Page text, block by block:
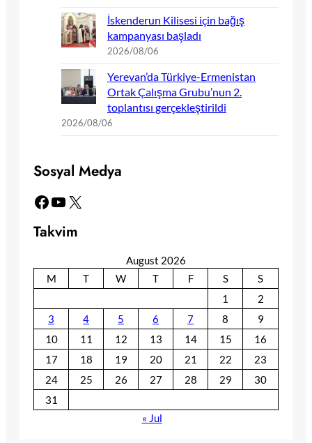
İskenderun Kilisesi için bağış
kampanyası başladı
2026/08/06
Yerevan’da Türkiye-Ermenistan
Ortak Çalışma Grubu’nun 2.
toplantısı gerçekleştirildi
2026/08/06
Sosyal Medya
Facebook YouTube X
Takvim
August 2026
M
T W T F S
S
1
2
3
4 5 6 7 8
9
10
11 12 13 14 15
16
17
18 19 20 21 22
23
24
25 26 27 28 29
30
31
« Jul